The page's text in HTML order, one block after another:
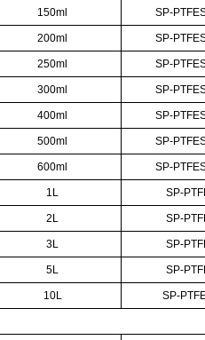
150ml SP-
200ml SP-
250ml SP-
300ml SP-
400ml SP-
500ml SP-
600ml SP-
1L SP-
2L SP-
3L SP-
5L SP-
10L SP-